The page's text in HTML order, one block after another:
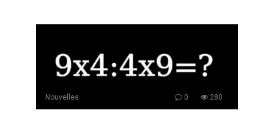
Nouvelles 0 280